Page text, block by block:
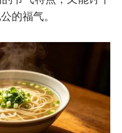
的福气。